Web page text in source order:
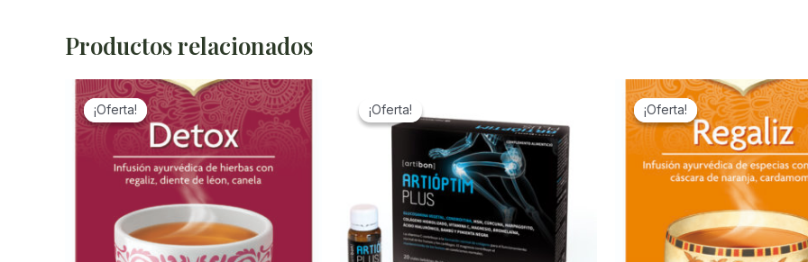
Productos relacionados
¡Oferta!
¡Oferta! ¡Oferta!
¡Oferta! ¡Oferta!
¡Oferta!